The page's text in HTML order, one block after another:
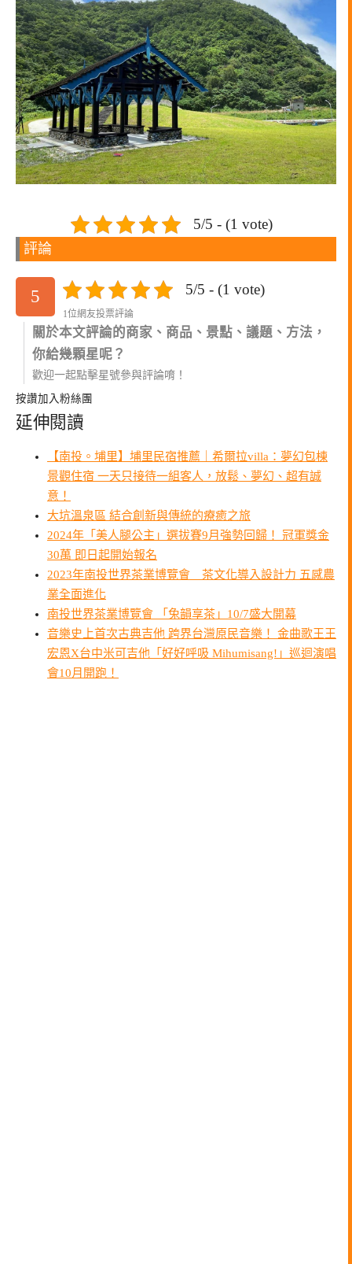
5/5 - (1 vote)
評論
5 5/5 - (1 vote)
1位網友投票評論
關於本文評論的商家、商品、景點、議題、方法，
你給幾顆星呢？
歡迎一起點擊星號參與評論唷！
按讚加入粉絲團
延伸閱讀
【南投。埔里】埔里民宿推薦｜希爾拉villa：夢幻包棟
景觀住宿 一天只接待一組客人，放鬆、夢幻、超有誠
意！
大坑溫泉區 結合創新與傳統的療癒之旅
2024年「美人腿公主」選拔賽9月強勢回歸！ 冠軍獎金
30萬 即日起開始報名
2023年南投世界茶業博覽會 茶文化導入設計力 五感農
業全面進化
南投世界茶業博覽會 「兔韻享茶」10/7盛大開幕
音樂史上首次古典吉他 跨界台灣原民音樂！ 金曲歌王王
宏恩X台中米可吉他「好好呼吸 Mihumisang!」巡迴演唱
會10月開跑！